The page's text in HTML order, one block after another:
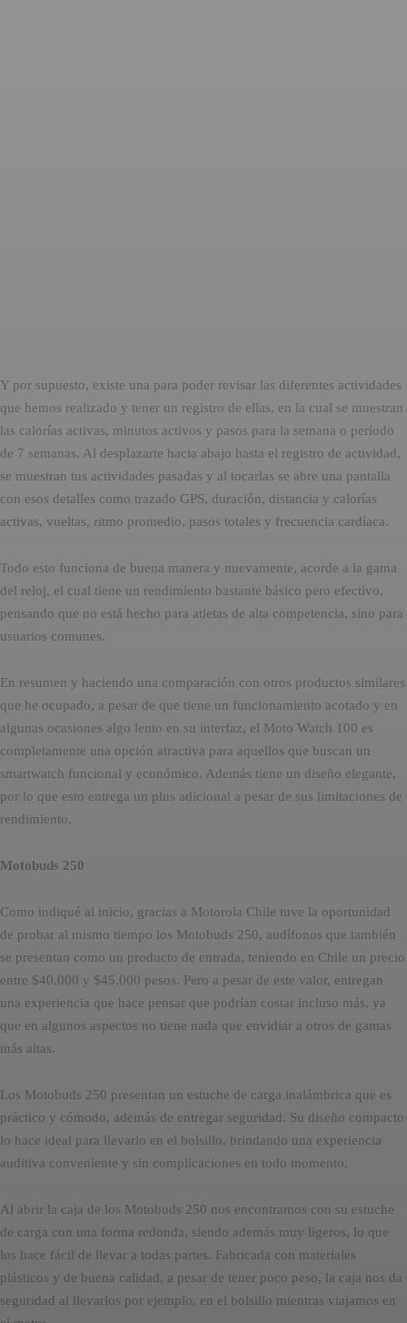
Y por supuesto, existe una para poder revisar las diferentes actividades
que hemos realizado y tener un registro de ellas, en la cual se muestran
las calorías activas, minutos activos y pasos para la semana o período
de 7 semanas. Al desplazarte hacia abajo hasta el registro de actividad,
se muestran tus actividades pasadas y al tocarlas se abre una pantalla
con esos detalles como trazado GPS, duración, distancia y calorías
activas, vueltas, ritmo promedio, pasos totales y frecuencia cardíaca.
Todo esto funciona de buena manera y nuevamente, acorde a la gama
del reloj, el cual tiene un rendimiento bastante básico pero efectivo,
pensando que no está hecho para atletas de alta competencia, sino para
usuarios comunes.
En resumen y haciendo una comparación con otros productos similares
que he ocupado, a pesar de que tiene un funcionamiento acotado y en
algunas ocasiones algo lento en su interfaz, el Moto Watch 100 es
completamente una opción atractiva para aquellos que buscan un
smartwatch funcional y económico. Además tiene un diseño elegante,
por lo que esto entrega un plus adicional a pesar de sus limitaciones de
rendimiento.
Motobuds 250
Como indiqué al inicio, gracias a Motorola Chile tuve la oportunidad
de probar al mismo tiempo los Motobuds 250, audífonos que también
se presentan como un producto de entrada, teniendo en Chile un precio
entre $40.000 y $45.000 pesos. Pero a pesar de este valor, entregan
una experiencia que hace pensar que podrían costar incluso más, ya
que en algunos aspectos no tiene nada que envidiar a otros de gamas
más altas.
Los Motobuds 250 presentan un estuche de carga inalámbrica que es
práctico y cómodo, además de entregar seguridad. Su diseño compacto
lo hace ideal para llevarlo en el bolsillo, brindando una experiencia
auditiva conveniente y sin complicaciones en todo momento.
Al abrir la caja de los Motobuds 250 nos encontramos con su estuche
de carga con una forma redonda, siendo además muy ligeros, lo que
los hace fácil de llevar a todas partes. Fabricada con materiales
plásticos y de buena calidad, a pesar de tener poco peso, la caja nos da
seguridad al llevarlos por ejemplo, en el bolsillo mientras viajamos en